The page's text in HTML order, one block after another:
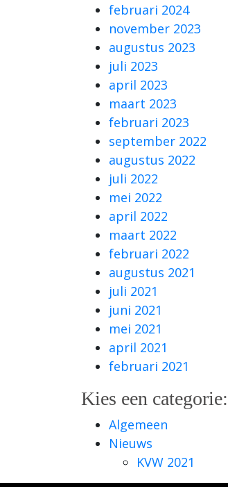
februari 2024
november 2023
augustus 2023
juli 2023
april 2023
maart 2023
februari 2023
september 2022
augustus 2022
juli 2022
mei 2022
april 2022
maart 2022
februari 2022
augustus 2021
juli 2021
juni 2021
mei 2021
april 2021
februari 2021
Kies een categorie:
Algemeen
Nieuws
KVW 2021